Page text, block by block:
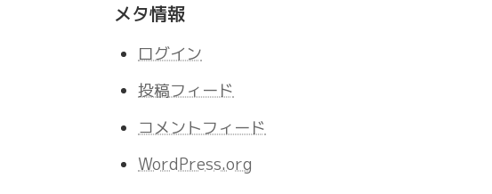
メタ情報
ログイン
投稿フィード
コメントフィード
WordPress.org